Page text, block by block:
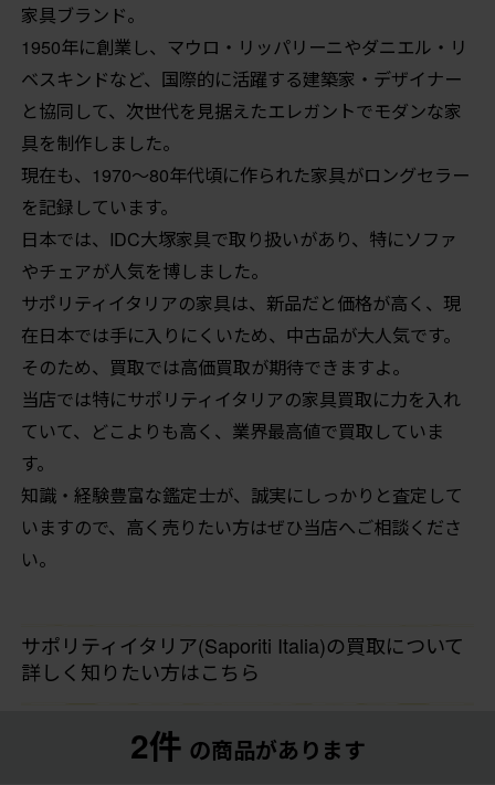
家具ブランド。
1950年に創業し、マウロ・リッパリーニやダニエル・リ
ベスキンドなど、国際的に活躍する建築家・デザイナー
と協同して、次世代を見据えたエレガントでモダンな家
具を制作しました。
現在も、1970〜80年代頃に作られた家具がロングセラー
を記録しています。
日本では、IDC大塚家具で取り扱いがあり、特にソファ
やチェアが人気を博しました。
サポリティイタリアの家具は、新品だと価格が高く、現
在日本では手に入りにくいため、中古品が大人気です。
そのため、買取では高価買取が期待できますよ。
当店では特にサポリティイタリアの家具買取に力を入れ
ていて、どこよりも高く、業界最高値で買取していま
す。
知識・経験豊富な鑑定士が、誠実にしっかりと査定して
いますので、高く売りたい方はぜひ当店へご相談くださ
い。
サポリティイタリア(Saporiti Italia)の買取について
詳しく知りたい方はこちら
2件 の商品があります